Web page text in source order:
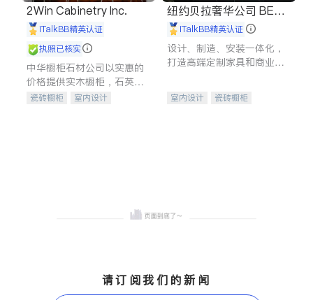
2Win Cabinetry Inc.
iTalkBB精英认证
执照已核实
中华橱柜石材公司以实惠的
价格提供实木橱柜，石英石
台面，多种优质不锈钢水
瓷砖橱柜
室内设计
纽约贝拉奢华公司 BELL
A LUXE
iTalkBB精英认证
设计、制造、安装一体化，
打造高端定制家具和商业空
室内设计
瓷砖橱柜
请订阅我们的新闻